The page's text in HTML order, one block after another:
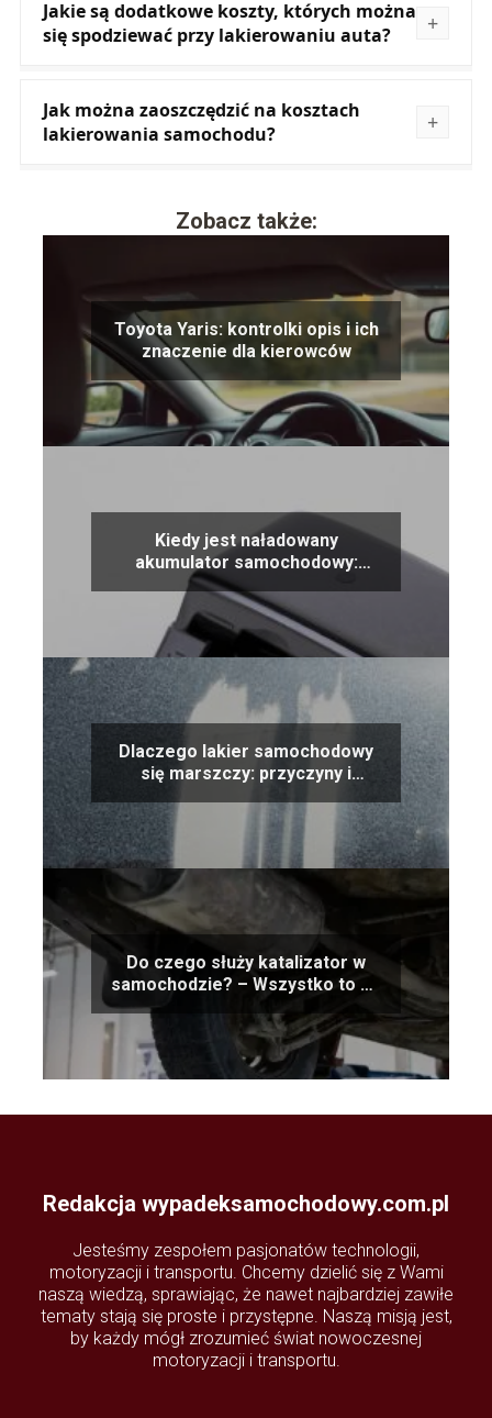
Jakie są dodatkowe koszty, których można
się spodziewać przy lakierowaniu auta?
Jak można zaoszczędzić na kosztach
lakierowania samochodu?
Zobacz także:
Toyota Yaris: kontrolki opis i ich
znaczenie dla kierowców
Kiedy jest naładowany
akumulator samochodowy:
oznaki i wskazówki
Dlaczego lakier samochodowy
się marszczy: przyczyny i
Do czego służy katalizator w
samochodzie? – Wszystko to co
powinieneś o nim wiedzieć
Redakcja wypadeksamochodowy.com.pl
Jesteśmy zespołem pasjonatów technologii,
motoryzacji i transportu. Chcemy dzielić się z Wami
naszą wiedzą, sprawiając, że nawet najbardziej zawiłe
tematy stają się proste i przystępne. Naszą misją jest,
by każdy mógł zrozumieć świat nowoczesnej
motoryzacji i transportu.